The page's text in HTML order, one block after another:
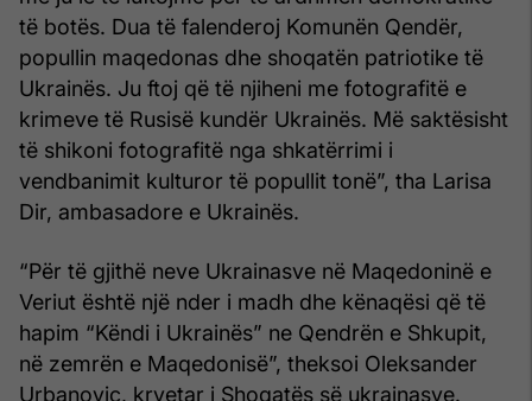
të botës. Dua të falenderoj Komunën Qendër,
popullin maqedonas dhe shoqatën patriotike të
Ukrainës. Ju ftoj që të njiheni me fotografitë e
krimeve të Rusisë kundër Ukrainës. Më saktësisht
të shikoni fotografitë nga shkatërrimi i
vendbanimit kulturor të popullit tonë”, tha Larisa
Dir, ambasadore e Ukrainës.
“Për të gjithë neve Ukrainasve në Maqedoninë e
Veriut është një nder i madh dhe kënaqësi që të
hapim “Këndi i Ukrainës” ne Qendrën e Shkupit,
në zemrën e Maqedonisë”, theksoi Oleksander
Urbanoviç, kryetar i Shoqatës së ukrainasve.